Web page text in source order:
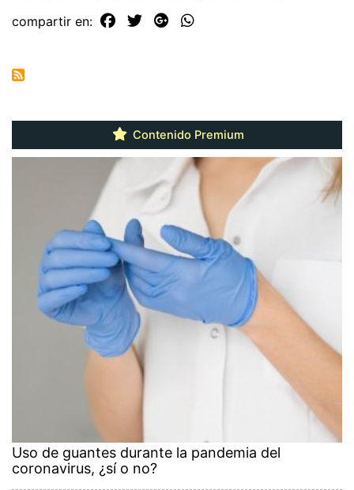
compartir en:
Contenido Premium
Uso de guantes durante la pandemia del
coronavirus, ¿sí o no?